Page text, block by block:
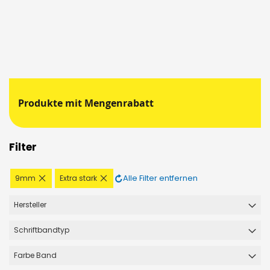
Produkte mit Mengenrabatt
Filter
9mm
Diesen
Artikel
Extra stark
Diesen
Artikel
Alle Filter entfernen
Hersteller
Schriftbandtyp
Farbe Band